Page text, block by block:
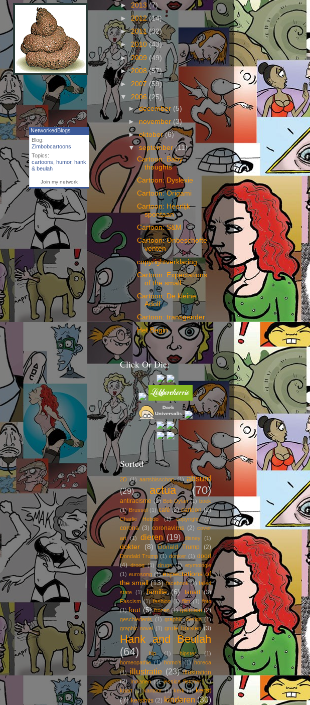
NetworkedBlogs
Blog:
Zimbobcartoons
Topics:
cartoons humor, hank
& beulah
Join my network
► 2013(7)
► 2012(14)
►2011(32)
► 2010(43)
►2009 (49)
►2008(57)
► 2007 (59)
▼ 2006(25)
►december (5)
►november(3)
►oktober(6)
▼september(11)
Cartoon: Baby
thoughts
Cartoon: Dyslexie
Cartoon: Origami
Cartoon: Heerlijk
spontaan
Cartoon: S&M
Cartoon: Onbeschofte
venten
copyrightverklaring
Cartoon: Expectations
of the small
Cartoon: De kleine
Adolf
Cartoon: transgender
Het Begin
Click Or Die:
Sorted
2D (1) aartsbisschop (1) absurd
(29)
actua (70)
antiracisme (2) Bob Dylan (1) boek
(1) Brussel (1) café (2) cartoon (2)
Charlie Hebdo (1) copyright (1)
corona (3) coronavirus (2) cover
art (1) dieren (19) disney (1)
dokter (8) Donald Trump (2)
Dondald Trump (1) donker (1) dood
(4) droog (1) drugs (1) etymologie
(1) eurosong (1) expectations of
the small (13) facebook (1) failed
state
(1) familie (6) fanart (3)
Fascism (1) fashion (1) film (1) foto
(1) fout (5) frozen (1) gatmaai (2)
geschiedenis (1) graphic design (1)
graphic novel (1) grote borsten (3)
Hank and Beulah
(64)
hip (1) hipster
(1)
homeopathie (1) homo's (1) horeca
(1) illustratie (23) illustration
(2) Indianen (1) jessica fletcher (1)
kaart (1) kantoor (1) kerk (1) kerst
(7) kerstmis (2) kinderen (30)